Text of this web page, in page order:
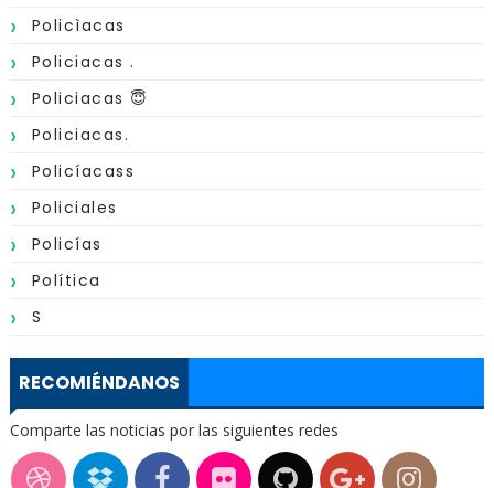
Policìacas
Policiacas .
Policiacas 😇
Policiacas.
Policíacass
Policiales
Policías
Política
S
RECOMIÉNDANOS
Comparte las noticias por las siguientes redes